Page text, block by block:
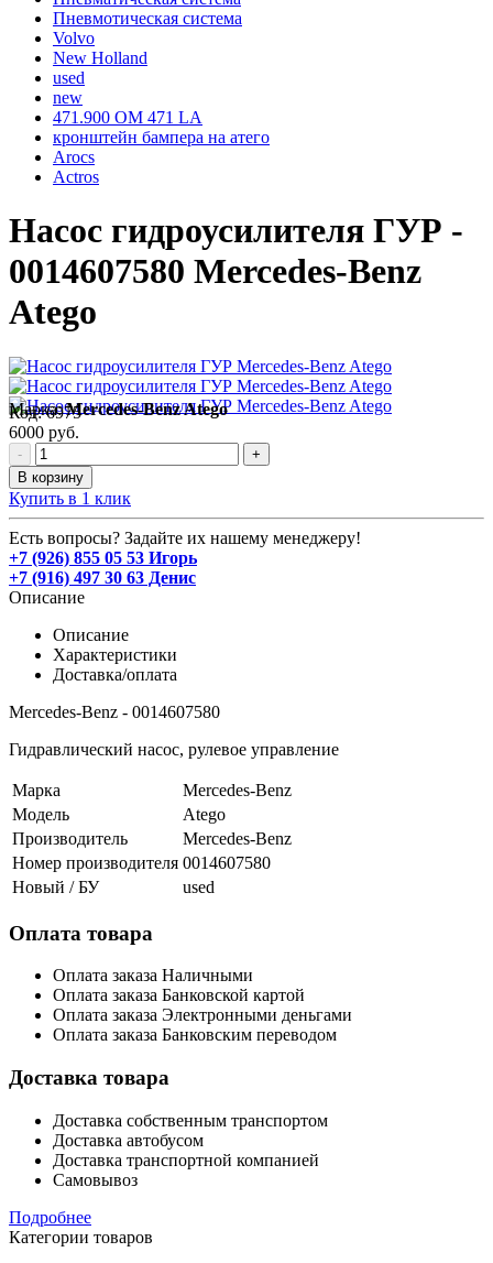
Пневмотическая система
Volvo
New Holland
used
new
471.900 OM 471 LA
кронштейн бампера на атего
Arocs
Actros
Насос гидроусилителя ГУР -
0014607580 Mercedes-Benz
Atego
Марка:Mercedes-Benz Atego
Код:6975
6000 руб.
-
+
В корзину
Купить в 1 клик
Есть вопросы? Задайте их нашему менеджеру!
+7 (926) 855 05 53 Игорь
+7 (916) 497 30 63 Денис
Описание
Описание
Характеристики
Доставка/оплата
Mercedes-Benz - 0014607580
Гидравлический насос, рулевое управление
Марка
Mercedes-Benz
Модель
Atego
Производитель
Mercedes-Benz
Номер производителя 0014607580
Новый / БУ
used
Оплата товара
Оплата заказа Наличными
Оплата заказа Банковской картой
Оплата заказа Электронными деньгами
Оплата заказа Банковским переводом
Доставка товара
Доставка собственным транспортом
Доставка автобусом
Доставка транспортной компанией
Самовывоз
Подробнее
Категории товаров